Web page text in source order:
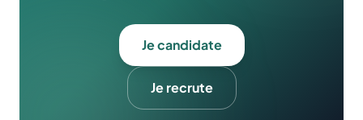
Je candidate
Je recrute